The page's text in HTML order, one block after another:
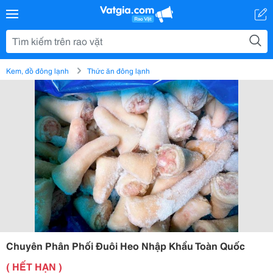
Kem, đồ đông lạnh Thức ăn đông lạnh
Chuyên Phân Phối Đuôi Heo Nhập Khẩu Toàn Quốc
( HẾT HẠN )